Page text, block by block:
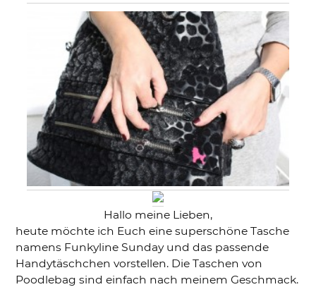
Hallo meine Lieben,
heute möchte ich Euch eine superschöne Tasche
namens Funkyline Sunday und das passende
Handytäschchen vorstellen. Die Taschen von
Poodlebag sind einfach nach meinem Geschmack.